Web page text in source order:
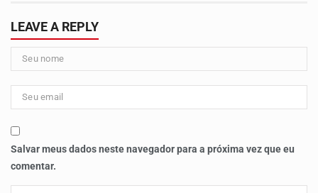
LEAVE A REPLY
Salvar meus dados neste navegador para a próxima vez que eu
comentar.